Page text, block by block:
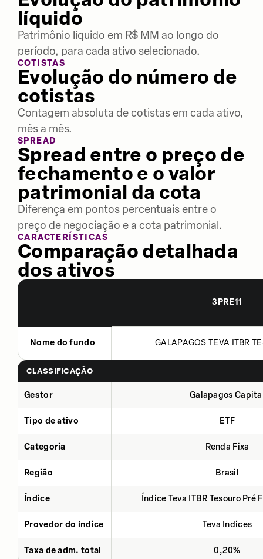
líquido
Patrimônio líquido em R$ MM ao longo do
período, para cada ativo selecionado.
COTISTAS
Evolução do número de
cotistas
Contagem absoluta de cotistas em cada ativo,
mês a mês.
SPREAD
Spread entre o preço de
fechamento e o valor
patrimonial da cota
Diferença em pontos percentuais entre o
preço de negociação e a cota patrimonial.
CARACTERÍSTICAS
Comparação detalhada
dos ativos
3PRE11
Nome do fundo GALAPAGOS TEVA ITBR
CLASSIFICAÇÃO
Gestor Galapagos
Tipo de ativo ETF
Categoria Renda Fixa
Região Brasil
Índice Índice Teva ITBR Tesouro Pré
Provedor do índice Teva Indices
Taxa de adm. total 0,20%